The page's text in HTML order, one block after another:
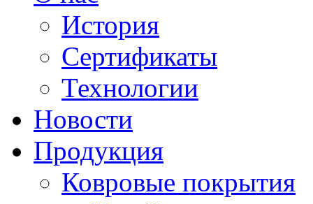
История
Сертификаты
Технологии
Новости
Продукция
Ковровые покрытия